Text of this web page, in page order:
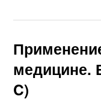
медицине.
C)